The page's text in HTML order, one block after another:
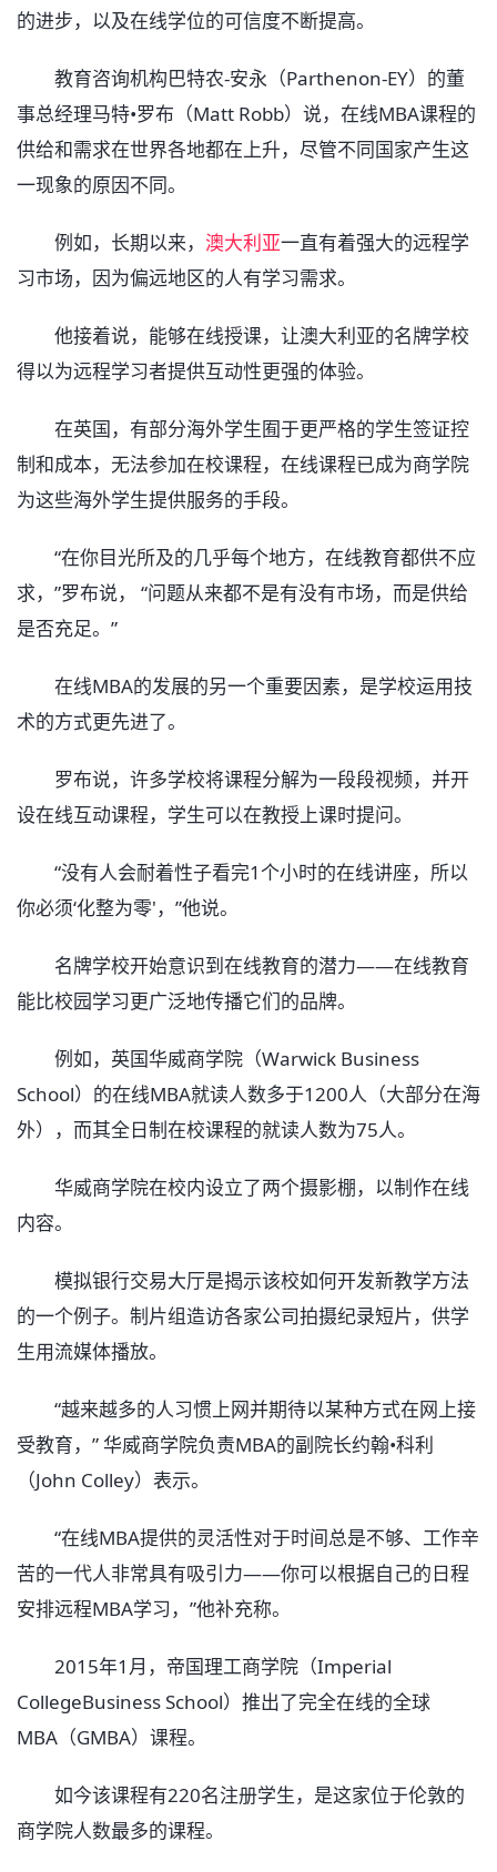
的进步，以及在线学位的可信度不断提高。
教育咨询机构巴特农-安永（Parthenon-EY）的董
事总经理马特•罗布（Matt Robb）说，在线MBA课程的
供给和需求在世界各地都在上升，尽管不同国家产生这
一现象的原因不同。
例如，长期以来， 澳大利亚一直有着强大的远程学
习市场，因为偏远地区的人有学习需求。
他接着说，能够在线授课，让澳大利亚的名牌学校
得以为远程学习者提供互动性更强的体验。
在英国，有部分海外学生囿于更严格的学生签证控
制和成本，无法参加在校课程，在线课程已成为商学院
为这些海外学生提供服务的手段。
“在你目光所及的几乎每个地方，在线教育都供不应
求，”罗布说， “问题从来都不是有没有市场，而是供给
是否充足。”
在线MBA的发展的另一个重要因素，是学校运用技
术的方式更先进了。
罗布说，许多学校将课程分解为一段段视频，并开
设在线互动课程，学生可以在教授上课时提问。
“没有人会耐着性子看完1个小时的在线讲座，所以
你必须‘化整为零'，”他说。
名牌学校开始意识到在线教育的潜力——在线教育
能比校园学习更广泛地传播它们的品牌。
例如，英国华威商学院（Warwick Business
School）的在线MBA就读人数多于1200人（大部分在海
外），而其全日制在校课程的就读人数为75人。
华威商学院在校内设立了两个摄影棚，以制作在线
内容。
模拟银行交易大厅是揭示该校如何开发新教学方法
的一个例子。制片组造访各家公司拍摄纪录短片，供学
生用流媒体播放。
“越来越多的人习惯上网并期待以某种方式在网上接
受教育，” 华威商学院负责MBA的副院长约翰•科利
（John Colley）表示。
“在线MBA提供的灵活性对于时间总是不够、工作辛
苦的一代人非常具有吸引力——你可以根据自己的日程
安排远程MBA学习，”他补充称。
2015年1月，帝国理工商学院（Imperial
CollegeBusiness School）推出了完全在线的全球
MBA（GMBA）课程。
如今该课程有220名注册学生，是这家位于伦敦的
商学院人数最多的课程。